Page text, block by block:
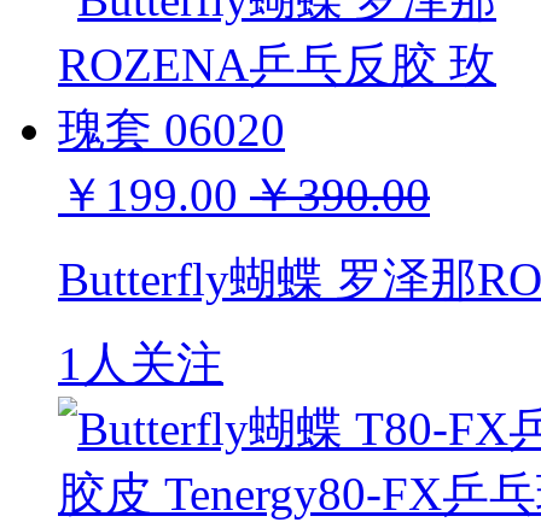
￥199.00 ￥390.00
Butterfly蝴蝶 罗泽那
1人关注